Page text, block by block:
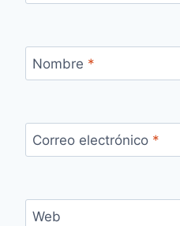
Nombre *
Correo electrónico *
Web